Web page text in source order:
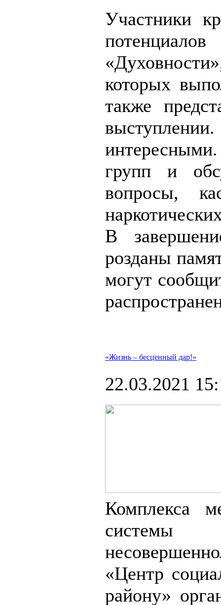
Участники
которых
также
групп и
вопросы,
В
розданы
могут
«Жизнь – бесценный дар!»
22.03.2021
Комплекса
системы
«Центр
району»